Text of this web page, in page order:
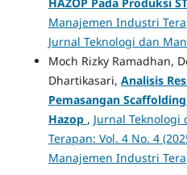
Manajemen Industri
Jurnal Teknologi dan
Moch Rizky Ramadhan,
Dhartikasari, Analisis
Pemasangan
Hazop , Jurnal
Terapan: Vol. 4 No. 4
Manajemen Industri